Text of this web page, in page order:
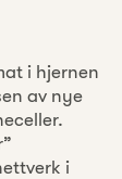
i hjernen
av nye
i